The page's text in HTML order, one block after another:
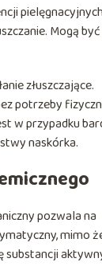
Mogą
złuszczające.
potrzeby
w przypadku
naskórka.
pozwala na
mimo
substancji